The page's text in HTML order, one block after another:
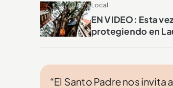
Local
EN VIDEO: Esta
protegiendo en
“El Santo Padre nos